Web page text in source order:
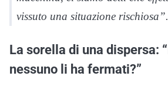
vissuto una situazione rischiosa”.
La sorella di una dispersa:
nessuno li ha fermati?”